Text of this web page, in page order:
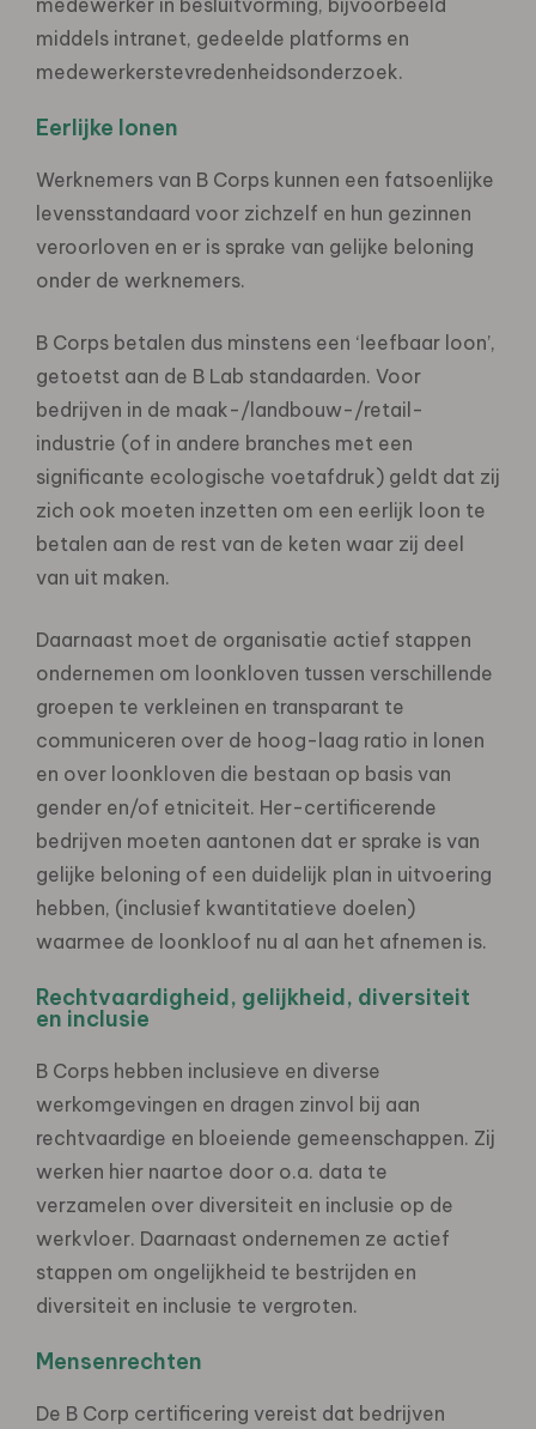
middels intranet, gedeelde platforms en
medewerkerstevredenheidsonderzoek.
Eerlijke lonen
Werknemers van B Corps kunnen een fatsoenlijke
levensstandaard voor zichzelf en hun gezinnen
veroorloven en er is sprake van gelijke beloning
onder de werknemers.
B Corps betalen dus minstens een ‘leefbaar loon’,
getoetst aan de B Lab standaarden. Voor
bedrijven in de maak-/landbouw-/retail-
industrie (of in andere branches met een
significante ecologische voetafdruk) geldt dat zij
zich ook moeten inzetten om een eerlijk loon te
betalen aan de rest van de keten waar zij deel
van uit maken.
Daarnaast moet de organisatie actief stappen
ondernemen om loonkloven tussen verschillende
groepen te verkleinen en transparant te
communiceren over de hoog-laag ratio in lonen
en over loonkloven die bestaan op basis van
gender en/of etniciteit. Her-certificerende
bedrijven moeten aantonen dat er sprake is van
gelijke beloning of een duidelijk plan in uitvoering
hebben, (inclusief kwantitatieve doelen)
waarmee de loonkloof nu al aan het afnemen is.
Rechtvaardigheid, gelijkheid, diversiteit
en inclusie
B Corps hebben inclusieve en diverse
werkomgevingen en dragen zinvol bij aan
rechtvaardige en bloeiende gemeenschappen. Zij
werken hier naartoe door o.a. data te
verzamelen over diversiteit en inclusie op de
werkvloer. Daarnaast ondernemen ze actief
stappen om ongelijkheid te bestrijden en
diversiteit en inclusie te vergroten.
Mensenrechten
De B Corp certificering vereist dat bedrijven